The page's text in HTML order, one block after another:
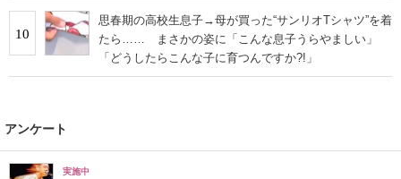
10
思春期の高校生息子→母が買った“サンリオTシャツ”を着
たら…… まさかの姿に「こんな息子うらやましい」
「どうしたらこんな子に育つんですか?!」
アンケート
実施中